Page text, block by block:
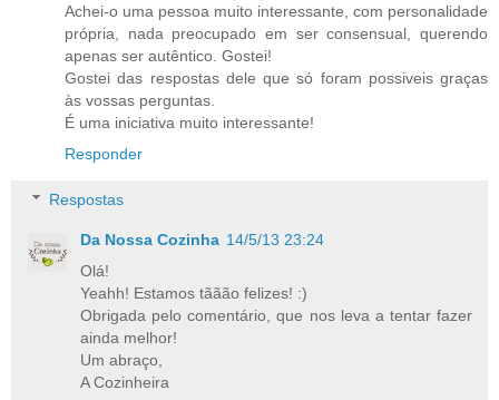
Achei-o uma pessoa muito interessante, com personalidade
própria, nada preocupado em ser consensual, querendo
apenas ser autêntico. Gostei!
Gostei das respostas dele que só foram possiveis graças
às vossas perguntas.
É uma iniciativa muito interessante!
Responder
Respostas
Da Nossa Cozinha 14/5/13 23:24
Olá!
Yeahh! Estamos tããão felizes! :)
Obrigada pelo comentário, que nos leva a tentar fazer
ainda melhor!
Um abraço,
A Cozinheira